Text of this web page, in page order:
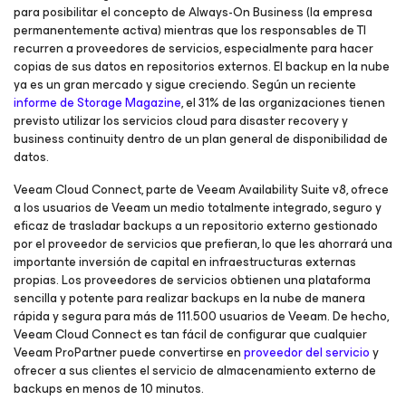
para posibilitar el concepto de Always-On Business (la empresa
permanentemente activa) mientras que los responsables de TI
recurren a proveedores de servicios, especialmente para hacer
copias de sus datos en repositorios externos. El backup en la nube
ya es un gran mercado y sigue creciendo. Según un reciente
informe de Storage Magazine, el 31% de las organizaciones tienen
previsto utilizar los servicios cloud para disaster recovery y
business continuity dentro de un plan general de disponibilidad de
datos.
Veeam Cloud Connect, parte de Veeam Availability Suite v8, ofrece
a los usuarios de Veeam un medio totalmente integrado, seguro y
eficaz de trasladar backups a un repositorio externo gestionado
por el proveedor de servicios que prefieran, lo que les ahorrará una
importante inversión de capital en infraestructuras externas
propias. Los proveedores de servicios obtienen una plataforma
sencilla y potente para realizar backups en la nube de manera
rápida y segura para más de 111.500 usuarios de Veeam. De hecho,
Veeam Cloud Connect es tan fácil de configurar que cualquier
Veeam ProPartner puede convertirse enproveedor del servicioy
ofrecer a sus clientes el servicio de almacenamiento externo de
backups en menos de 10 minutos.